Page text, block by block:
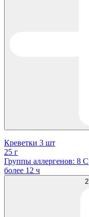
Креветки 3 шт
25 г
Группы аллергенов: 8
более 12 ч